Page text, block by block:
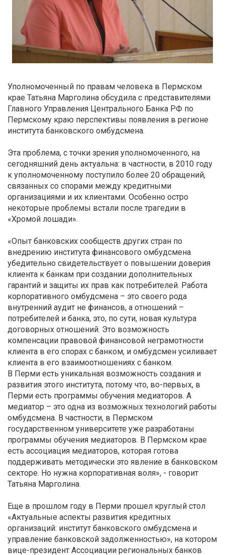
Уполномоченный по правам человека в Пермском
крае Татьяна Марголина обсудила с представителями
Главного Управления Центрального Банка РФ по
Пермскому краю перспективы появления в регионе
института банковского омбудсмена.
Эта проблема, с точки зрения уполномоченного, на
сегодняшний день актуальна: в частности, в 2010 году
к уполномоченному поступило более 20 обращений,
связанных со спорами между кредитными
организациями и их клиентами. Особенно остро
некоторые проблемы встали после трагедии в
«Хромой лошади».
«Опыт банковских сообществ других стран по
внедрению института финансового омбудсмена
убедительно свидетельствует о повышении доверия
клиента к банкам при создании дополнительных
гарантий и защиты их прав как потребителей. Работа
корпоративного омбудсмена – это своего рода
внутренний аудит не финансов, а отношений –
потребителей и банка, это, по сути, новая культура
договорных отношений. Это возможность
компенсации правовой финансовой неграмотности
клиента в его спорах с банком, и омбудсмен усиливает
клиента в его взаимоотношениях с банком.
В Перми есть уникальная возможность создания и
развития этого института, потому что, во-первых, в
Перми есть программы обучения медиаторов. А
медиатор – это одна из возможных технологий работы
омбудсмена. В частности, в Пермском
государственном университете уже разработаны
программы обучения медиаторов. В Пермском крае
есть ассоциация медиаторов, которая готова
поддерживать методически это явление в банковском
секторе. Но нужна корпоративная воля», - говорит
Татьяна Марголина.
Еще в прошлом году в Перми прошел круглый стол
«Актуальные аспекты развития кредитных
организаций: институт банковского омбудсмена и
управление банковской задолженностью», на котором
вице-президент Ассоциации региональных банков